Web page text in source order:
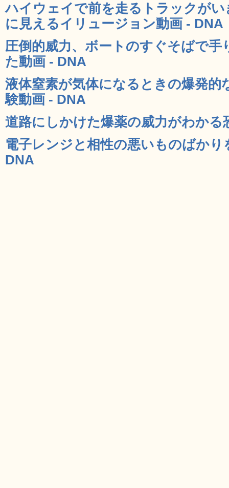
ハイウェイで前を走るトラックが
に見えるイリュージョン動画 - DNA
圧倒的威力、ボートのすぐそばで
た動画 - DNA
液体窒素が気体になるときの爆発的
験動画 - DNA
道路にしかけた爆薬の威力がわかる
電子レンジと相性の悪いものばか
DNA